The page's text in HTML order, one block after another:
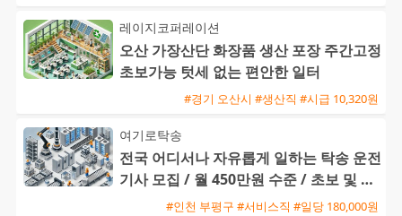
레이지코퍼레이션
오산 가장산단 화장품 생산 포장 주간고정
초보가능 텃세 없는 편안한 일터
#경기 오산시 #생산직 #시급 10,320원
여기로탁송
전국 어디서나 자유롭게 일하는 탁송 운전
기사 모집 / 월 450만원 수준 / 초보 및 외
국인 환영#인천 부평구 #서비스직 #일당 180,000원